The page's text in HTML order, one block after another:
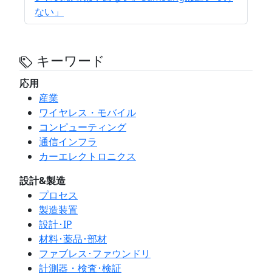
ない」
キーワード
応用
産業
ワイヤレス・モバイル
コンピューティング
通信インフラ
カーエレクトロニクス
設計&製造
プロセス
製造装置
設計･IP
材料･薬品･部材
ファブレス･ファウンドリ
計測器・検査･検証